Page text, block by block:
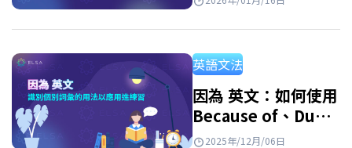
理與詳細用法說明
英語文法
因為 英文：如何使用
Because of、Due
to、Owing to 以及
2025年/12月/06日